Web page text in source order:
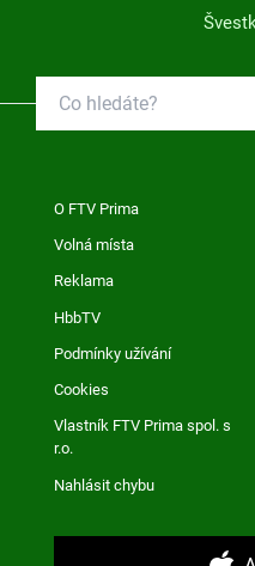
O FTV Prima
Volná místa
Reklama
HbbTV
Podmínky užívání
Cookies
Vlastník FTV Prima spol. s
r.o.
Nahlásit chybu